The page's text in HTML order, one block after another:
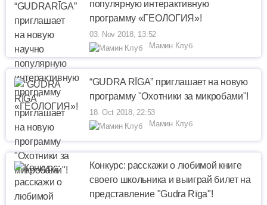
популярную интерактивную
программу «ГЕОЛОГИЯ»!
03. Nov 2018, 13:52
Мамин Клуб
“GUDRA RĪGA” приглашает на новую
программу "Охотники за микробами"!
18. Oct 2018, 22:53
Мамин Клуб
Конкурс: расскажи о любимой книге
своего школьника и выиграй билет на
представление "Gudra Rīga"!